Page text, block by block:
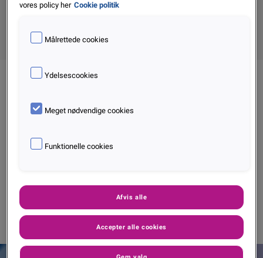
Intrum Credit Talk: Et tilbageblik og et status quo
COVID-19|INTRUM CREDIT TALK
vores policy her Cookie politik
Målrettede cookies
Ydelsescookies
Meget nødvendige cookies
Funktionelle cookies
Afvis alle
Accepter alle cookies